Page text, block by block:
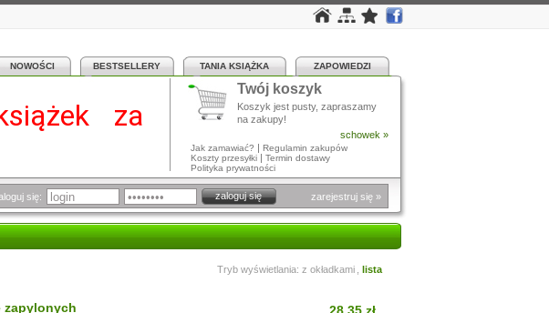
NOWOŚCI BESTSELLERY TANIA KSIĄŻKA ZAPOWIEDZI
za
Twój koszyk
Koszyk jest pusty, zapraszamy
na zakupy!
schowek »
Jak zamawiać? | Regulamin zakupów
Koszty przesyłki | Termin dostawy
Polityka prywatności
się: zarejestruj się »
Tryb wyświetlania: z okładkami lista
zapylonych